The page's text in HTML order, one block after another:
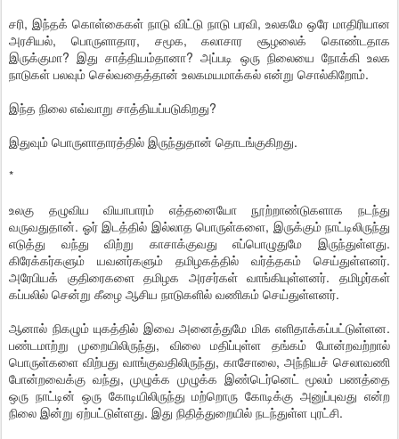
சரி, இந்தக் கொள்கைகள் நாடு விட்டு நாடு பரவி, உலகமே ஒரே மாதிரியான
அரசியல், பொருளாதார, சமூக, கலாசார சூழலைக் கொண்டதாக
இருக்குமா? இது சாத்தியம்தானா? அப்படி ஒரு நிலையை நோக்கி உலக
நாடுகள் பலவும் செல்வதைத்தான் உலகமயமாக்கல் என்று சொல்கிறோம்.
இந்த நிலை எவ்வாறு சாத்தியப்படுகிறது?
இதுவும் பொருளாதாரத்தில் இருந்துதான் தொடங்குகிறது.
*
உலகு தழுவிய வியாபாரம் எத்தனையோ நூற்றாண்டுகளாக நடந்து
வருவதுதான். ஓர் இடத்தில் இல்லாத பொருள்களை, இருக்கும் நாட்டிலிருந்து
எடுத்து வந்து விற்று காசாக்குவது எப்பொழுதுமே இருந்துள்ளது.
கிரேக்கர்களும் யவனர்களும் தமிழகத்தில் வர்த்தகம் செய்துள்ளனர்.
அரேபியக் குதிரைகளை தமிழக அரசர்கள் வாங்கியுள்ளனர். தமிழர்கள்
கப்பலில் சென்று கீழை ஆசிய நாடுகளில் வணிகம் செய்துள்ளனர்.
ஆனால் நிகழும் யுகத்தில் இவை அனைத்துமே மிக எளிதாக்கப்பட்டுள்ளன.
பண்டமாற்று முறையிலிருந்து, விலை மதிப்புள்ள தங்கம் போன்றவற்றால்
பொருள்களை விற்பது வாங்குவதிலிருந்து, காசோலை, அந்நியச் செலாவணி
போன்றவைக்கு வந்து, முழுக்க முழுக்க இண்டெர்னெட் மூலம் பணத்தை
ஒரு நாட்டின் ஒரு கோடியிலிருந்து மற்றொரு கோடிக்கு அனுப்புவது என்ற
நிலை இன்று ஏற்பட்டுள்ளது. இது நிதித்துறையில் நடந்துள்ள புரட்சி.